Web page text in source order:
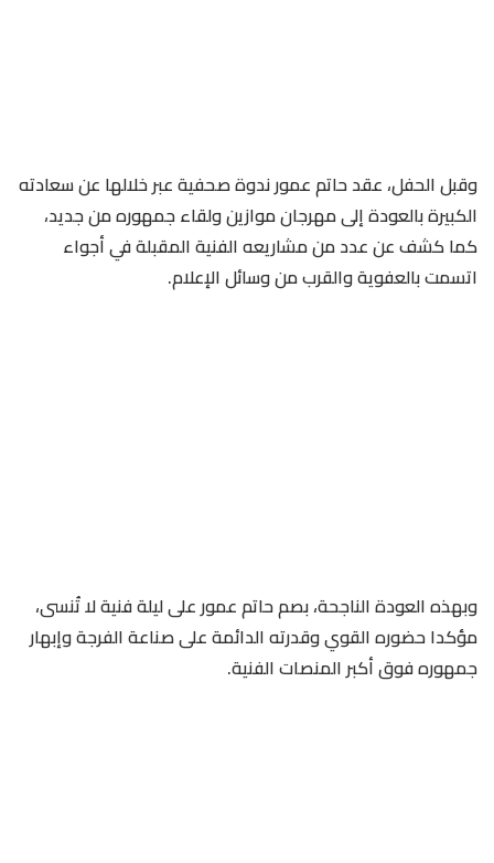
وقبل الحفل، عقد حاتم عمور ندوة صحفية عبر خلالها عن سعادته
الكبيرة بالعودة إلى مهرجان موازين ولقاء جمهوره من جديد،
كما كشف عن عدد من مشاريعه الفنية المقبلة في أجواء
اتسمت بالعفوية والقرب من وسائل الإعلام.
وبهذه العودة الناجحة، بصم حاتم عمور على ليلة فنية لا تُنسى،
مؤكدا حضوره القوي وقدرته الدائمة على صناعة الفرجة وإبهار
جمهوره فوق أكبر المنصات الفنية.